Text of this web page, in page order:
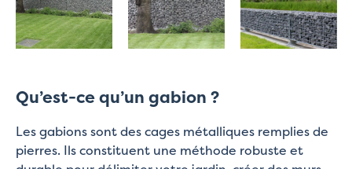
Qu’est-ce qu’un gabion ?
Les gabions sont des cages métalliques remplies de
pierres. Ils constituent une méthode robuste et